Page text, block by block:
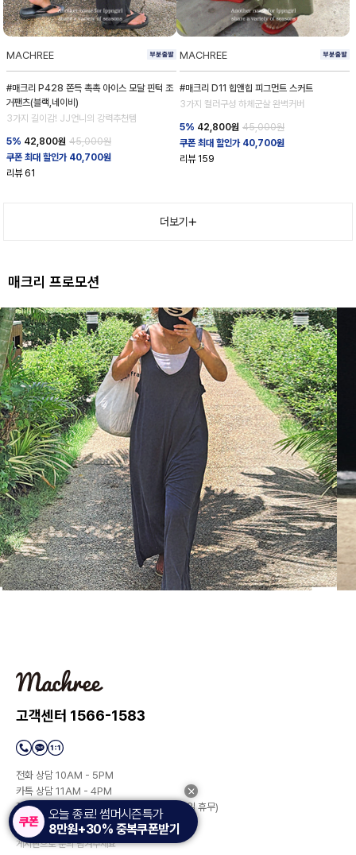
오늘 종료! 썸머시즌특가
8만원+30% 중복쿠폰받기
MACHREE
#매크리 P428 쫀득 촉촉 아이스 모달 핀턱 조
거팬츠(블랙,네이비)
3가지 길이감! JJ언니의 강력추천템
5% 42,800원 45,000원
쿠폰 최대 할인가 40,700원
리뷰 61
MACHREE
#매크리 D11 힙앤힙 피그먼트 스커트
3가지 컬러구성 하체군살 완벽커버
5% 42,800원 45,000원
쿠폰 최대 할인가 40,700원
리뷰 159
더보기
매크리 프로모션
고객센터 1566-1583
전화 상담 10AM - 5PM
카톡 상담 11AM - 4PM
점심 시간 12:30AM - 1:30PM(토/일/공휴일 휴무)
상담이 많아 전화 연결이 안될 시에는
게시판으로 문의 남겨주세요